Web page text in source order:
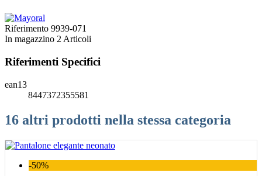
Riferimento 9939-071
In magazzino 2 Articoli
Riferimenti Specifici
ean13
8447372355581
16 altri prodotti nella stessa categoria
-50%